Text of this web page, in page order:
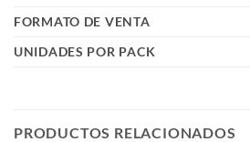
FORMATO DE VENTA
UNIDADES POR PACK
PRODUCTOS RELACIONADOS